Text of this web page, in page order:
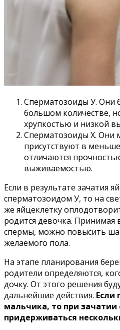
Сперматозоиды У. Они
большом количестве,
хрупкостью и низкой
Сперматозоиды Х. Они
присутствуют в
отличаются
выживаемостью.
Если в результате зачатия
сперматозоидом У, то на
же яйцеклетку
родится девочка. Принимая
спермы, можно повысить
желаемого пола.
На этапе планирования
родители определяются,
дочку. От этого решения
дальнейшие действия. Если
мальчика, то при зачатии
придерживаться